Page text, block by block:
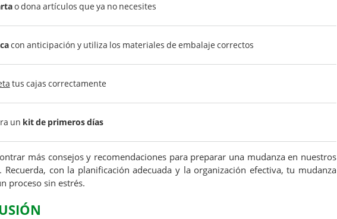
o dona artículos que ya no necesites
con anticipación y utiliza los materiales de embalaje correctos
tus cajas correctamente
un kit de primeros días
más consejos y recomendaciones para preparar una mudanza en nuestros
Recuerda, con la planificación adecuada y la organización efectiva, tu mudanza
proceso sin estrés.